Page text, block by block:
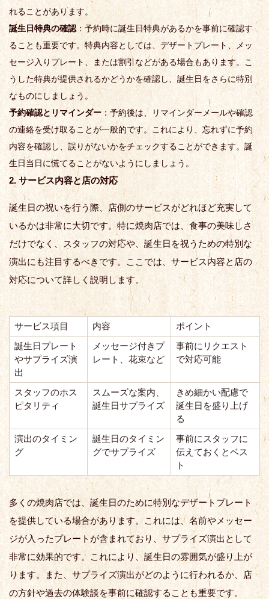
れることがあります。
誕生日特典の確認：予約時に誕生日特典があるかを事前に確認す
ることも重要です。特典内容としては、デザートプレート、メッ
セージ入りプレート、または割引などがある場合もあります。こ
うした特典が提供されるかどうかを確認し、誕生日をさらに特別
なものにしましょう。
予約確認とリマインダー：予約後は、リマインダーメールや確認
の連絡を受け取ることが一般的です。これにより、忘れずに予約
内容を確認し、誤りがないかをチェックすることができます。誕
生日当日に慌てることがないようにしましょう。
2. サービス内容と店の対応
誕生日の祝いを行う際、店側のサービスがどれほど充実して
いるかは非常に大切です。特に焼肉店では、食事の美味しさ
だけでなく、スタッフの対応や、誕生日を祝うための特別な
演出にも注目するべきです。ここでは、サービス内容と店の
対応について詳しく説明します。
サービス項目 内容
ポイント
誕生日プレート
やサプライズ演
出
メッセージ付きプ
レート、花束など
事前にリクエスト
で対応可能
スタッフのホス
ピタリティ
スムーズな案内、
誕生日サプライズ
きめ細かい配慮で
誕生日を盛り上げ
る
演出のタイミン
グ
誕生日のタイミン
グでサプライズ
事前にスタッフに
伝えておくとベス
ト
多くの焼肉店では、誕生日のために特別なデザートプレート
を提供している場合があります。これには、名前やメッセー
ジが入ったプレートが含まれており、サプライズ演出として
非常に効果的です。これにより、誕生日の雰囲気が盛り上が
ります。また、サプライズ演出がどのように行われるか、店
の方針や過去の体験談を事前に確認することも重要です。